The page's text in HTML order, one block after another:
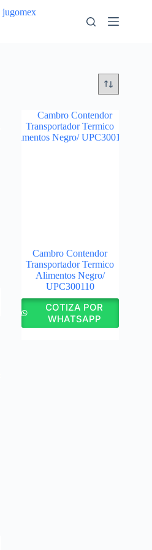
Cambro Contendor
Transportador Termico
Alimentos Negro/
UPC300110
COTIZA POR
WHATSAPP